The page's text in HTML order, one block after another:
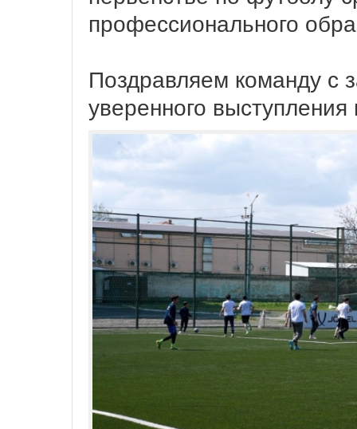
профессионального
Поздравляем команду с
уверенного